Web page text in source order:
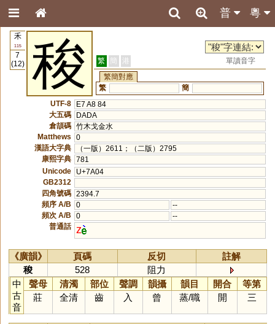
粵
普
禾
115
7
(12)
稄 繁 簡 港
單讀音字
繁簡對應
繁
簡
UTF-8
E7 A8 84
大五碼
DADA
倉頡碼 竹木戈金水
Matthews
0
漢語大字典
（一版）2611；（二版）2795
康熙字典 781
Unicode
U+7A04
GB2312
四角號碼 2394.7
頻序 A/B
0
--
頻次 A/B
0
--
普通話 z
《廣韻》 頁碼 反切
註解
稄
528
阻力
中
古
音
聲母 清濁 部位 聲調 韻攝 韻目 開合
等第
莊
全清 齒 入 曾 蒸/職 開 三